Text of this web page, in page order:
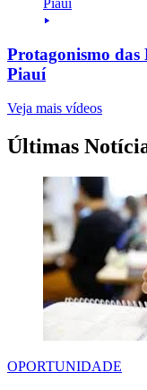
Protagonismo das
Piauí
Veja mais vídeos
Últimas
OPORTUNIDADE